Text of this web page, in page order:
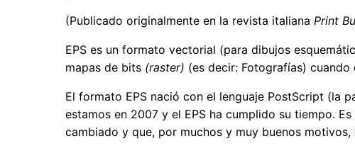
(Publicado originalmente en la revista italiana Print
EPS es un formato vectorial (para dibujos
mapas de bits (raster) (es decir: Fotografías) cuando
El formato EPS nació con el lenguaje PostScript (la
estamos en 2007 y el EPS ha cumplido su tiempo.
cambiado y que, por muchos y muy buenos motivos,